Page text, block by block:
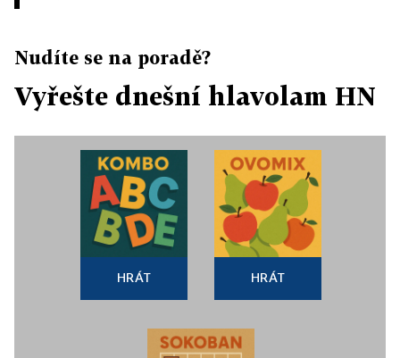
Nudíte se na poradě?
Vyřešte dnešní hlavolam HN
HRÁT HRÁT